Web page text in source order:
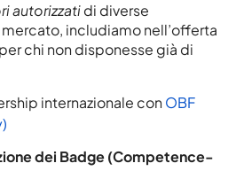
autorizzatidi diverse
includiamo nell’offerta
chi non disponesse già di
internazionale conOBF
dei Badge (Competence-